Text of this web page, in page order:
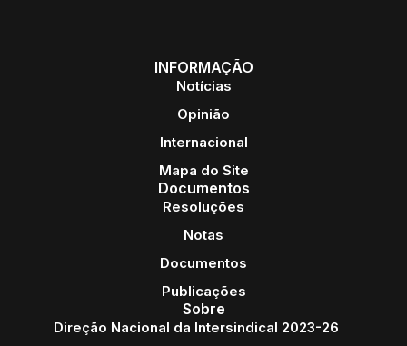
INFORMAÇÃO
Notícias
Opinião
Internacional
Mapa do Site
Documentos
Resoluções
Notas
Documentos
Publicações
Sobre
Direção Nacional da Intersindical 2023-26